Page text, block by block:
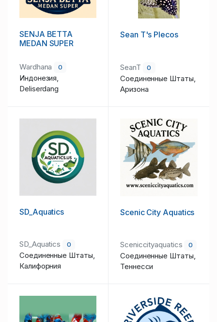
SENJA BETTA
MEDAN SUPER
Wardhana 0
Индонезия,
Deliserdang
Sean T's Plecos
SeanT 0
Соединенные Штаты,
Аризона
SD_Aquatics
SD_Aquatics 0
Соединенные Штаты,
Калифорния
Scenic City Aquatics
Sceniccityaquatics 0
Соединенные Штаты,
Теннесси